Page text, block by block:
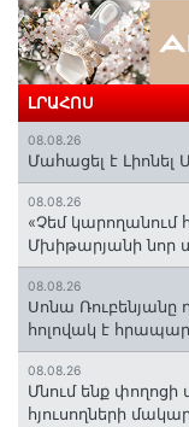
ԼՐԱՀՈՍ
08.08.26
Մահացել է Լիոնել
08.08.26
«Չեմ կարողանում
Մխիթարյանի նոր
08.08.26
Սոնա Ռուբենյանը
հոլովակ է
08.08.26
Մնում ենք
հյուսողների